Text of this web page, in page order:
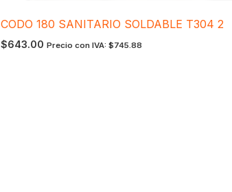
CODO 180 SANITARIO SOLDABLE T304 2
$643.00 Precio con IVA: $745.88